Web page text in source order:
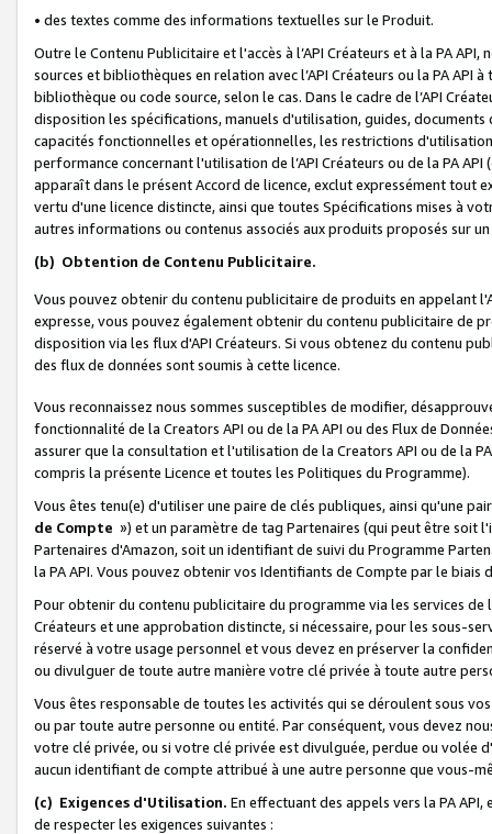
• des textes comme des informations textuelles sur le Produit.
Outre le Contenu Publicitaire et l'accès à l’API Créateurs et à la PA
sources et bibliothèques en relation avec l’API Créateurs ou la PA
bibliothèque ou code source, selon le cas. Dans le cadre de l’API
disposition les spécifications, manuels d'utilisation, guides,
capacités fonctionnelles et opérationnelles, les restrictions
performance concernant l'utilisation de l’API Créateurs ou de la PA
apparaît dans le présent Accord de licence, exclut expressément tout
vertu d'une licence distincte, ainsi que toutes Spécifications mises à
autres informations ou contenus associés aux produits proposés sur
(b) Obtention de Contenu Publicitaire.
Vous pouvez obtenir du contenu publicitaire de produits en appelant
expresse, vous pouvez également obtenir du contenu publicitaire de
disposition via les flux d'API Créateurs. Si vous obtenez du contenu
des flux de données sont soumis à cette licence.
Vous reconnaissez nous sommes susceptibles de modifier,
fonctionnalité de la Creators API ou de la PA API ou des Flux de
assurer que la consultation et l'utilisation de la Creators API ou de la
compris la présente Licence et toutes les Politiques du Programme).
Vous êtes tenu(e) d'utiliser une paire de clés publiques, ainsi qu'une
de Compte ») et un paramètre de tag Partenaires (qui peut être soit
Partenaires d'Amazon, soit un identifiant de suivi du Programme
la PA API. Vous pouvez obtenir vos Identifiants de Compte par le biais
Pour obtenir du contenu publicitaire du programme via les services
Créateurs et une approbation distincte, si nécessaire, pour les sous-
réservé à votre usage personnel et vous devez en préserver la
ou divulguer de toute autre manière votre clé privée à toute autre
Vous êtes responsable de toutes les activités qui se déroulent sous
ou par toute autre personne ou entité. Par conséquent, vous devez
votre clé privée, ou si votre clé privée est divulguée, perdue ou volée
aucun identifiant de compte attribué à une autre personne que vous-
(c) Exigences d'Utilisation. En effectuant des appels vers la PA
de respecter les exigences suivantes :